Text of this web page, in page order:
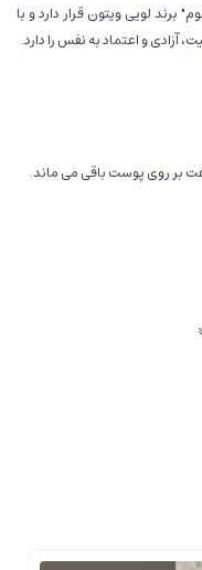
لویی ویتون قرار دارد و با
و اعتماد به نفس را دارد.